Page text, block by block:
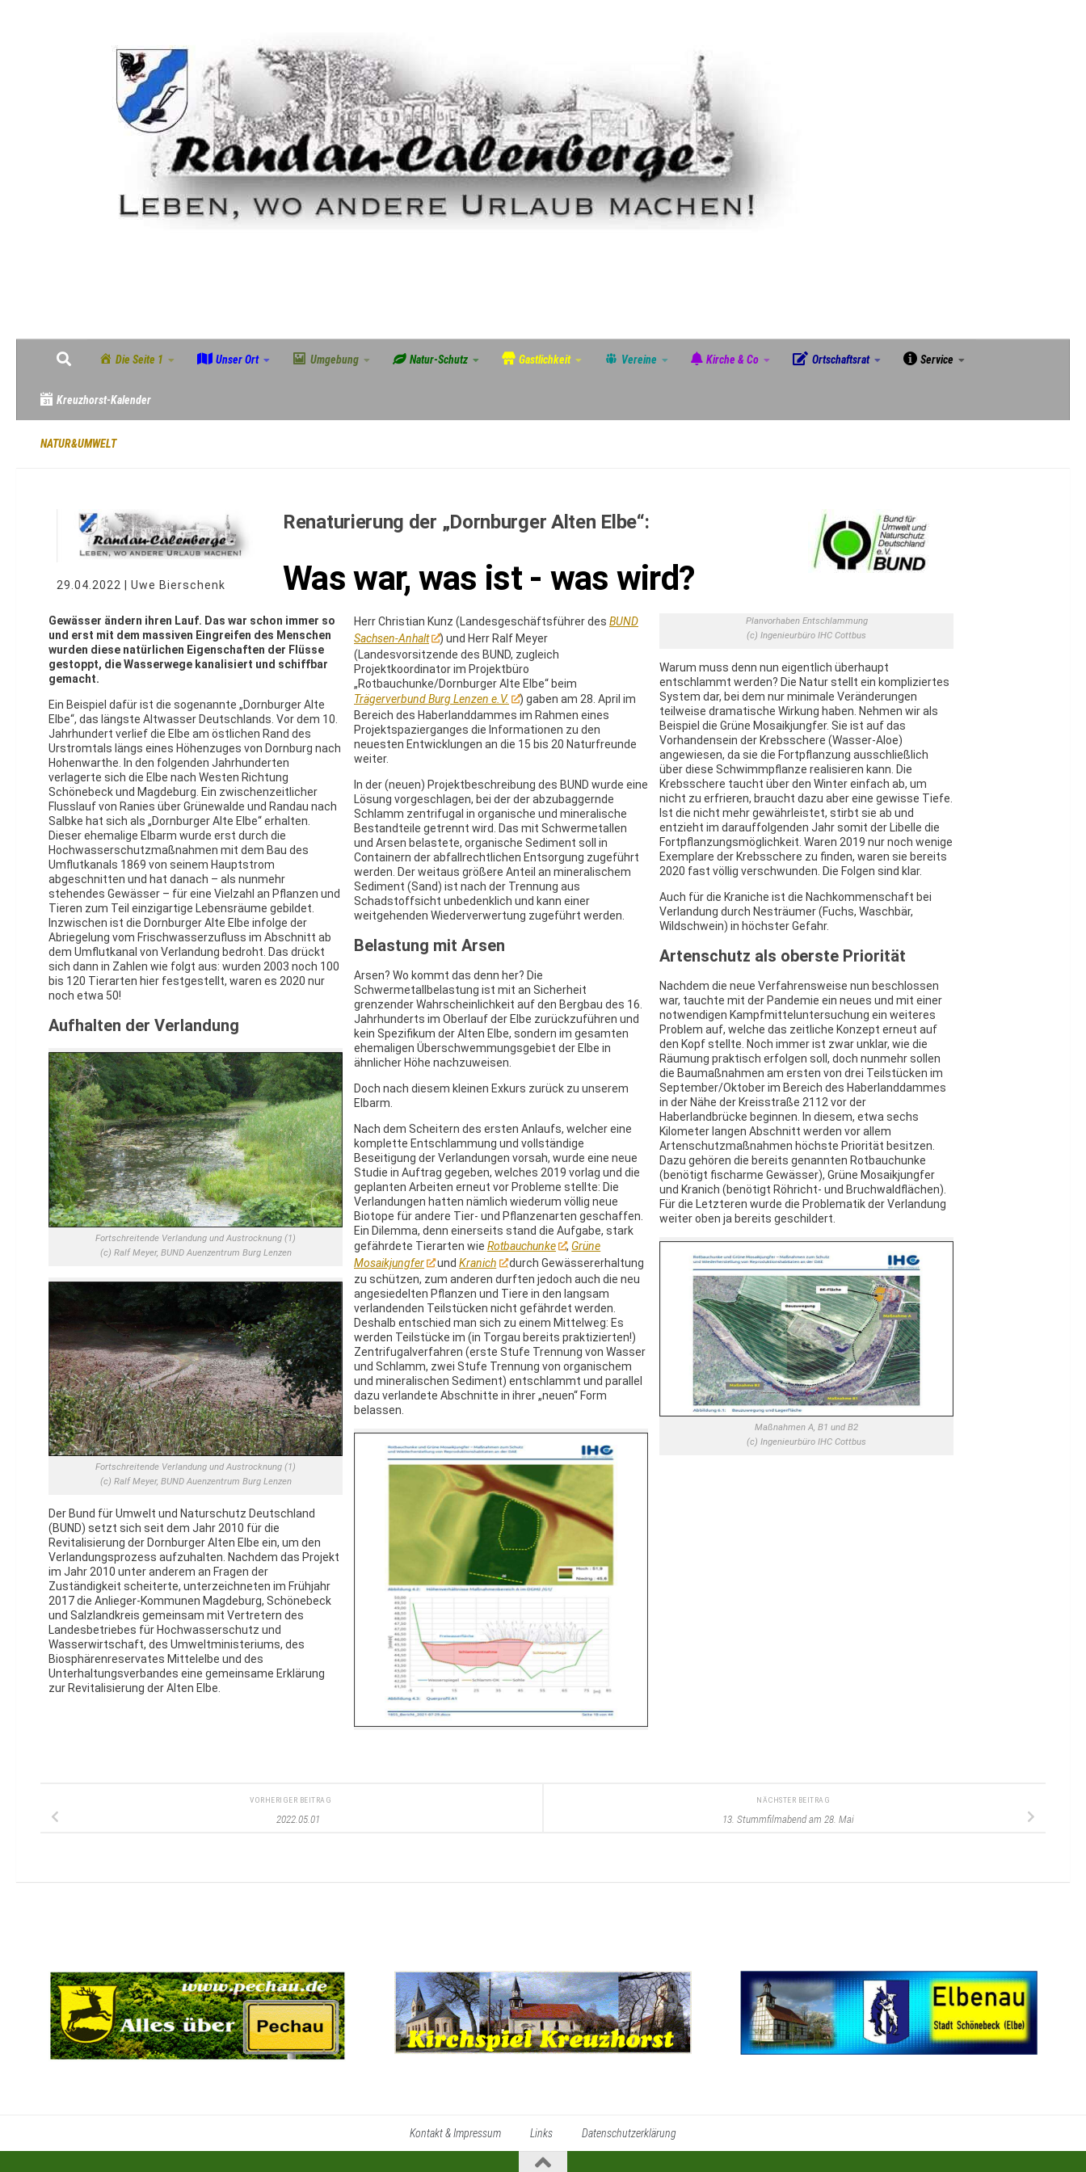
Die Seite 1 Unser Ort Umgebung Natur-Schutz Gastlichkeit Vereine Kirche & Co Ortschaftsrat Service
Kreuzhorst-Kalender
NATUR&UMWELT
29.04.2022 | Uwe Bierschenk
Renaturierung der „Dornburger Alten Elbe“:
Was war, was ist - was wird?
Gewässer ändern ihren Lauf. Das war schon immer so
und erst mit dem massiven Eingreifen des Menschen
wurden diese natürlichen Eigenschaften der Flüsse
gestoppt, die Wasserwege kanalisiert und schiffbar
gemacht.
Ein Beispiel dafür ist die sogenannte „Dornburger Alte
Elbe“, das längste Altwasser Deutschlands. Vor dem 10.
Jahrhundert verlief die Elbe am östlichen Rand des
Urstromtals längs eines Höhenzuges von Dornburg nach
Hohenwarthe. In den folgenden Jahrhunderten
verlagerte sich die Elbe nach Westen Richtung
Schönebeck und Magdeburg. Ein zwischenzeitlicher
Flusslauf von Ranies über Grünewalde und Randau nach
Salbke hat sich als „Dornburger Alte Elbe“ erhalten.
Dieser ehemalige Elbarm wurde erst durch die
Hochwasserschutzmaßnahmen mit dem Bau des
Umflutkanals 1869 von seinem Hauptstrom
abgeschnitten und hat danach – als nunmehr
stehendes Gewässer – für eine Vielzahl an Pflanzen und
Tieren zum Teil einzigartige Lebensräume gebildet.
Inzwischen ist die Dornburger Alte Elbe infolge der
Abriegelung vom Frischwasserzufluss im Abschnitt ab
dem Umflutkanal von Verlandung bedroht. Das drückt
sich dann in Zahlen wie folgt aus: wurden 2003 noch 100
bis 120 Tierarten hier festgestellt, waren es 2020 nur
noch etwa 50!
Aufhalten der Verlandung
Fortschreitende Verlandung und Austrocknung (1)
(c) Ralf Meyer, BUND Auenzentrum Burg Lenzen
Fortschreitende Verlandung und Austrocknung (1)
(c) Ralf Meyer, BUND Auenzentrum Burg Lenzen
Der Bund für Umwelt und Naturschutz Deutschland
(BUND) setzt sich seit dem Jahr 2010 für die
Revitalisierung der Dornburger Alten Elbe ein, um den
Verlandungsprozess aufzuhalten. Nachdem das Projekt
im Jahr 2010 unter anderem an Fragen der
Zuständigkeit scheiterte, unterzeichneten im Frühjahr
2017 die Anlieger-Kommunen Magdeburg, Schönebeck
und Salzlandkreis gemeinsam mit Vertretern des
Landesbetriebes für Hochwasserschutz und
Wasserwirtschaft, des Umweltministeriums, des
Biosphärenreservates Mittelelbe und des
Unterhaltungsverbandes eine gemeinsame Erklärung
zur Revitalisierung der Alten Elbe.
Herr Christian Kunz (Landesgeschäftsführer des BUND
Sachsen-Anhalt
) und Herr Ralf Meyer
(Landesvorsitzende des BUND, zugleich
Projektkoordinator im Projektbüro
„Rotbauchunke/Dornburger Alte Elbe“ beim
Trägerverbund Burg Lenzen e.V.
) gaben am 28. April im
Bereich des Haberlanddammes im Rahmen eines
Projektspazierganges die Informationen zu den
neuesten Entwicklungen an die 15 bis 20 Naturfreunde
weiter.
In der (neuen) Projektbeschreibung des BUND wurde eine
Lösung vorgeschlagen, bei der der abzubaggernde
Schlamm zentrifugal in organische und mineralische
Bestandteile getrennt wird. Das mit Schwermetallen
und Arsen belastete, organische Sediment soll in
Containern der abfallrechtlichen Entsorgung zugeführt
werden. Der weitaus größere Anteil an mineralischem
Sediment (Sand) ist nach der Trennung aus
Schadstoffsicht unbedenklich und kann einer
weitgehenden Wiederverwertung zugeführt werden.
Belastung mit Arsen
Arsen? Wo kommt das denn her? Die
Schwermetallbelastung ist mit an Sicherheit
grenzender Wahrscheinlichkeit auf den Bergbau des 16.
Jahrhunderts im Oberlauf der Elbe zurückzuführen und
kein Spezifikum der Alten Elbe, sondern im gesamten
ehemaligen Überschwemmungsgebiet der Elbe in
ähnlicher Höhe nachzuweisen.
Doch nach diesem kleinen Exkurs zurück zu unserem
Elbarm.
Nach dem Scheitern des ersten Anlaufs, welcher eine
komplette Entschlammung und vollständige
Beseitigung der Verlandungen vorsah, wurde eine neue
Studie in Auftrag gegeben, welches 2019 vorlag und die
geplanten Arbeiten erneut vor Probleme stellte: Die
Verlandungen hatten nämlich wiederum völlig neue
Biotope für andere Tier- und Pflanzenarten geschaffen.
Ein Dilemma, denn einerseits stand die Aufgabe, stark
gefährdete Tierarten wie Rotbauchunke ,Grüne
Mosaikjungfer
undKranich
durch Gewässererhaltung
zu schützen, zum anderen durften jedoch auch die neu
angesiedelten Pflanzen und Tiere in den langsam
verlandenden Teilstücken nicht gefährdet werden.
Deshalb entschied man sich zu einem Mittelweg: Es
werden Teilstücke im (in Torgau bereits praktizierten!)
Zentrifugalverfahren (erste Stufe Trennung von Wasser
und Schlamm, zwei Stufe Trennung von organischem
und mineralischen Sediment) entschlammt und parallel
dazu verlandete Abschnitte in ihrer „neuen“ Form
belassen.
Planvorhaben Entschlammung
(c) Ingenieurbüro IHC Cottbus
Warum muss denn nun eigentlich überhaupt
entschlammt werden? Die Natur stellt ein kompliziertes
System dar, bei dem nur minimale Veränderungen
teilweise dramatische Wirkung haben. Nehmen wir als
Beispiel die Grüne Mosaikjungfer. Sie ist auf das
Vorhandensein der Krebsschere (Wasser-Aloe)
angewiesen, da sie die Fortpflanzung ausschließlich
über diese Schwimmpflanze realisieren kann. Die
Krebsschere taucht über den Winter einfach ab, um
nicht zu erfrieren, braucht dazu aber eine gewisse Tiefe.
Ist die nicht mehr gewährleistet, stirbt sie ab und
entzieht im darauffolgenden Jahr somit der Libelle die
Fortpflanzungsmöglichkeit. Waren 2019 nur noch wenige
Exemplare der Krebsschere zu finden, waren sie bereits
2020 fast völlig verschwunden. Die Folgen sind klar.
Auch für die Kraniche ist die Nachkommenschaft bei
Verlandung durch Nesträumer (Fuchs, Waschbär,
Wildschwein) in höchster Gefahr.
Artenschutz als oberste Priorität
Nachdem die neue Verfahrensweise nun beschlossen
war, tauchte mit der Pandemie ein neues und mit einer
notwendigen Kampfmitteluntersuchung ein weiteres
Problem auf, welche das zeitliche Konzept erneut auf
den Kopf stellte. Noch immer ist zwar unklar, wie die
Räumung praktisch erfolgen soll, doch nunmehr sollen
die Baumaßnahmen am ersten von drei Teilstücken im
September/Oktober im Bereich des Haberlanddammes
in der Nähe der Kreisstraße 2112 vor der
Haberlandbrücke beginnen. In diesem, etwa sechs
Kilometer langen Abschnitt werden vor allem
Artenschutzmaßnahmen höchste Priorität besitzen.
Dazu gehören die bereits genannten Rotbauchunke
(benötigt fischarme Gewässer), Grüne Mosaikjungfer
und Kranich (benötigt Röhricht- und Bruchwaldflächen).
Für die Letzteren wurde die Problematik der Verlandung
weiter oben ja bereits geschildert.
Maßnahmen A, B1 und B2
(c) Ingenieurbüro IHC Cottbus
NÄCHSTER BEITRAG
13. Stummfilmabend am 28. Mai
VORHERIGER BEITRAG
2022.05.01
Kontakt & Impressum Links Datenschutzerklärung